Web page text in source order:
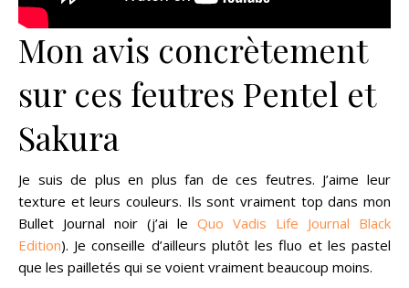
Mon avis concrètement
sur ces feutres Pentel et
Sakura
Je suis de plus en plus fan de ces feutres. J’aime leur
texture et leurs couleurs. Ils sont vraiment top dans mon
Bullet Journal noir (j’ai le Quo Vadis Life Journal Black
Edition). Je conseille d’ailleurs plutôt les fluo et les pastel
que les pailletés qui se voient vraiment beaucoup moins.